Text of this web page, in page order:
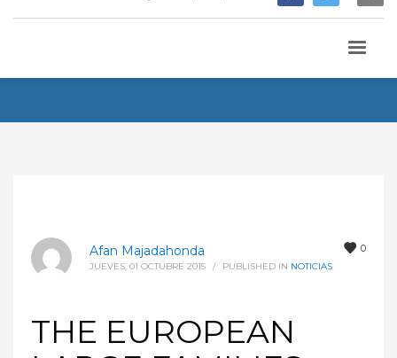
0
Afan Majadahonda
JUEVES, 01 OCTUBRE 2015 / PUBLISHED IN NOTICIAS
THE EUROPEAN